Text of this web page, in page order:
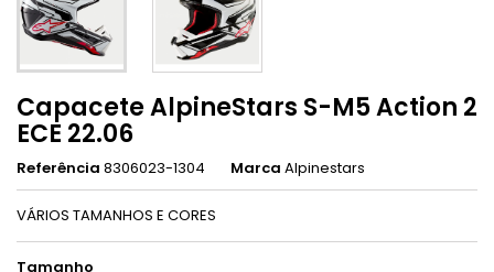
Capacete AlpineStars S-M5 Action 2
ECE 22.06
Referência 8306023-1304 Marca Alpinestars
VÁRIOS TAMANHOS E CORES
Tamanho